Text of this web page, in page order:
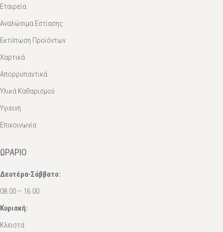
Εταιρεία
Αναλώσιμα Εστίασης
Εκτύπωση Προϊόντων
Χαρτικά
Απορρυπαντικά
Υλικά Καθαρισμού
Υγιεινή
Επικοινωνία
ΩΡΆΡΙΟ
Δευτέρα-Σάββατο:
08.00 – 16.00
Κυριακή:
Κλειστά